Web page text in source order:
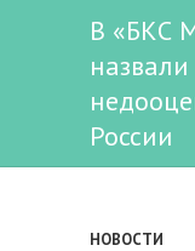
В «БКС
России
НОВОСТИ